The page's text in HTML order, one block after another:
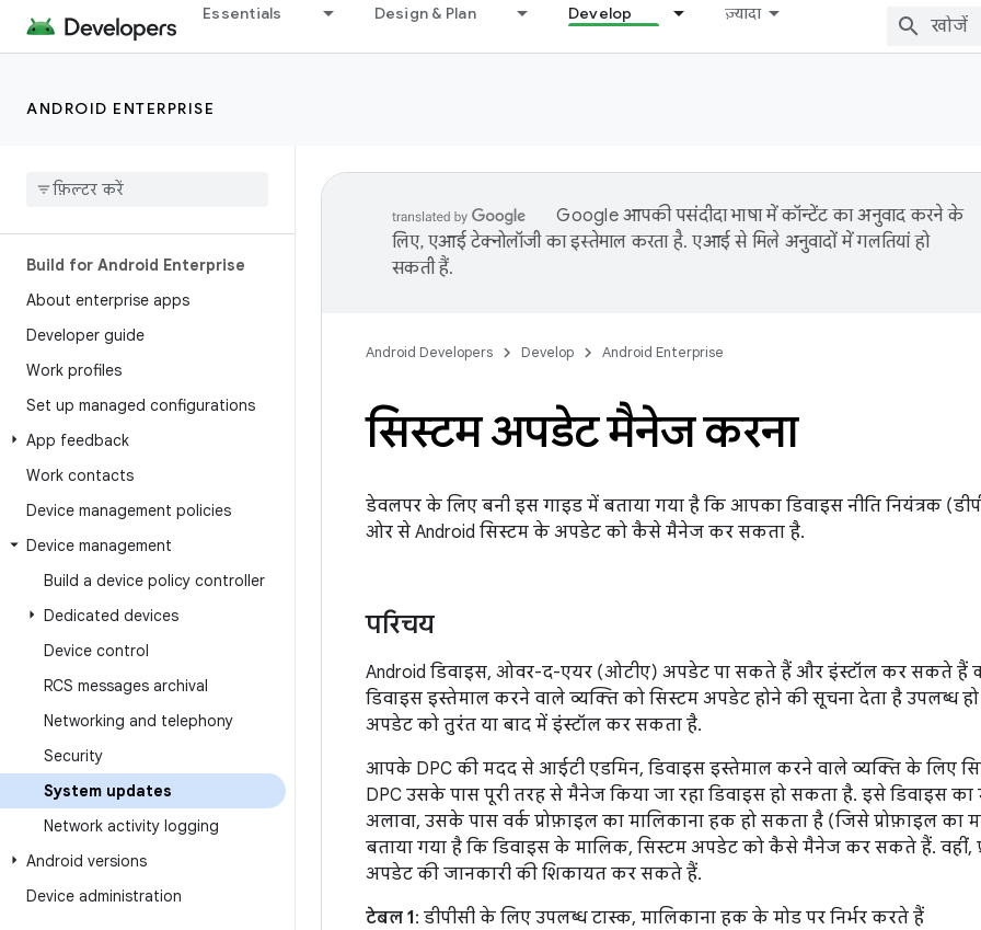
Essentials Design & Plan Develop ज़्यादा
ANDROID ENTERPRISE
Build for Android Enterprise
About enterprise apps
Developer guide
Work profiles
Set up managed configurations
App feedback
Work contacts
Device management policies
Device management
Build a device policy controller
Dedicated devices
Device control
RCS messages archival
Networking and telephony
Security
System updates
Network activity logging
Android versions
Device administration
Google आपकी पसंदीदा भाषा में कॉन्टेंट का अनुवाद करने के
लिए, एआई टेक्नोलॉजी का इस्तेमाल करता है. एआई से मिले अनुवादों में गलतियां हो
सकती हैं.
Android Developers Develop Android Enterprise
सिस्टम अपडेट मैनेज करना
डेवलपर के लिए बनी इस गाइड में बताया गया है कि आपका डिवाइस नीति नियंत्रक
ओर से Android सिस्टम के अपडेट को कैसे मैनेज कर सकता है.
परिचय
Android डिवाइस, ओवर-द-एयर (ओटीए) अपडेट पा सकते हैं और इंस्टॉल कर सकते हैं
डिवाइस इस्तेमाल करने वाले व्यक्ति को सिस्टम अपडेट होने की सूचना देता है उपलब्ध
अपडेट को तुरंत या बाद में इंस्टॉल कर सकता है.
आपके DPC की मदद से आईटी एडमिन, डिवाइस इस्तेमाल करने वाले व्यक्ति के लिए
DPC उसके पास पूरी तरह से मैनेज किया जा रहा डिवाइस हो सकता है. इसे डिवाइस
अलावा, उसके पास वर्क प्रोफ़ाइल का मालिकाना हक हो सकता है (जिसे प्रोफ़ाइल का
बताया गया है कि डिवाइस के मालिक, सिस्टम अपडेट को कैसे मैनेज कर सकते हैं. वहीं,
अपडेट की जानकारी की शिकायत कर सकते हैं.
टेबल 1: डीपीसी के लिए उपलब्ध टास्क, मालिकाना हक के मोड पर निर्भर करते हैं